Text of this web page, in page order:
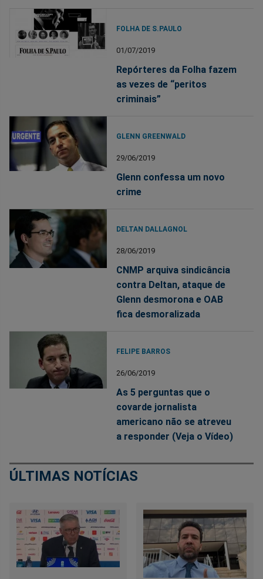
FOLHA DE S.PAULO
01/07/2019
Repórteres da Folha fazem
as vezes de “peritos
criminais”
GLENN GREENWALD
29/06/2019
Glenn confessa um novo
crime
DELTAN DALLAGNOL
28/06/2019
CNMP arquiva sindicância
contra Deltan, ataque de
Glenn desmorona e OAB
fica desmoralizada
FELIPE BARROS
26/06/2019
As 5 perguntas que o
covarde jornalista
americano não se atreveu
a responder (Veja o Vídeo)
ÚLTIMAS NOTÍCIAS